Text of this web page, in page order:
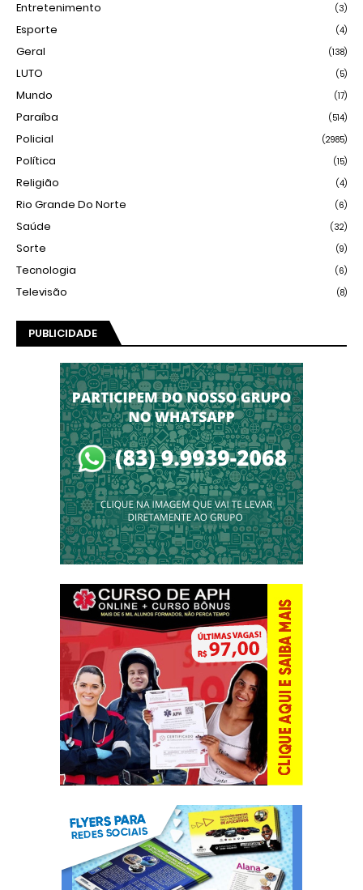
Entretenimento (3)
Esporte (4)
Geral (138)
LUTO (5)
Mundo (17)
Paraíba (514)
Policial (2985)
Política (15)
Religião (4)
Rio Grande Do Norte (6)
Saúde (32)
Sorte (9)
Tecnologia (6)
Televisão (8)
PUBLICIDADE